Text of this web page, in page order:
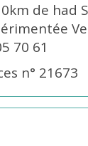
de had
70 61
n° 21673